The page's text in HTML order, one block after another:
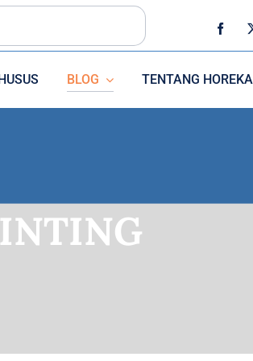
BLOG TENTANG HOREKA